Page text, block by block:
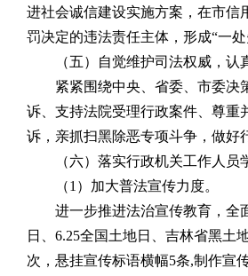
进社会诚信建设实施方案，在市信
罚决定的违法责任主体，形成“一
（五）自觉维护司法权威，
紧紧围绕中央、省委、市委决
诉、支持法院受理行政案件、尊重
诉，亲抓扫黑除恶专项斗争，做好
（六）落实行政机关工作人
（1 ）加大普法宣传力度。
进一步推进法治宣传教育，全
日、 6.25全国土地日、吉林省黑土
次，悬挂宣传标语横幅5条,制作宣